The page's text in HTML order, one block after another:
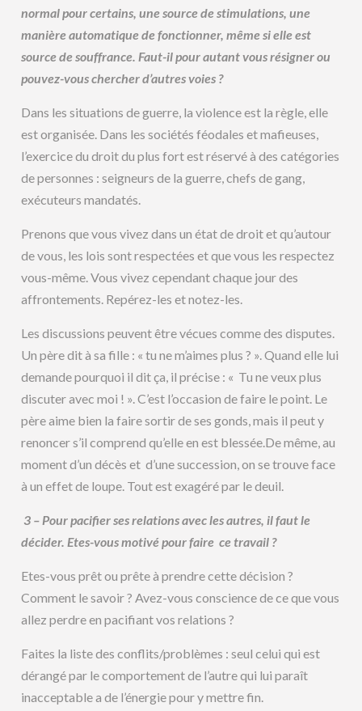
normal pour certains, une source de stimulations, une
manière automatique de fonctionner, même si elle est
source de souffrance. Faut-il pour autant vous résigner ou
pouvez-vous chercher d’autres voies ?
Dans les situations de guerre, la violence est la règle, elle
est organisée. Dans les sociétés féodales et mafieuses,
l’exercice du droit du plus fort est réservé à des catégories
de personnes : seigneurs de la guerre, chefs de gang,
exécuteurs mandatés.
Prenons que vous vivez dans un état de droit et qu’autour
de vous, les lois sont respectées et que vous les respectez
vous-même. Vous vivez cependant chaque jour des
affrontements. Repérez-les et notez-les.
Les discussions peuvent être vécues comme des disputes.
Un père dit à sa fille : « tu ne m’aimes plus ? ». Quand elle lui
demande pourquoi il dit ça, il précise : « Tu ne veux plus
discuter avec moi ! ». C’est l’occasion de faire le point. Le
père aime bien la faire sortir de ses gonds, mais il peut y
renoncer s’il comprend qu’elle en est blessée.De même, au
moment d’un décès et d’une succession, on se trouve face
à un effet de loupe. Tout est exagéré par le deuil.
3 – Pour pacifier ses relations avec les autres, il faut le
décider. Etes-vous motivé pour faire ce travail ?
Etes-vous prêt ou prête à prendre cette décision ?
Comment le savoir ? Avez-vous conscience de ce que vous
allez perdre en pacifiant vos relations ?
Faites la liste des conflits/problèmes : seul celui qui est
dérangé par le comportement de l’autre qui lui paraît
inacceptable a de l’énergie pour y mettre fin.